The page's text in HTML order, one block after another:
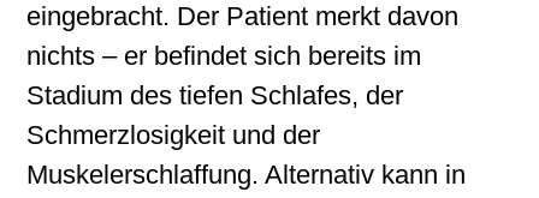
eingebracht. Der Patient merkt davon
nichts – er befindet sich bereits im
Stadium des tiefen Schlafes, der
Schmerzlosigkeit und der
Muskelerschlaffung. Alternativ kann in